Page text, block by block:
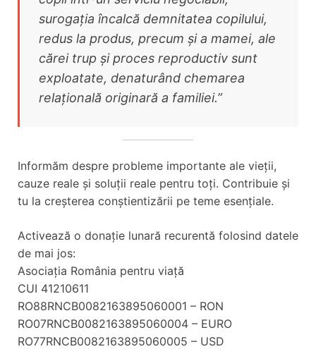
surogația încalcă demnitatea copilului,
redus la produs, precum și a mamei, ale
cărei trup și proces reproductiv sunt
exploatate, denaturând chemarea
relațională originară a familiei.”
Informăm despre probleme importante ale vieții,
cauze reale și soluții reale pentru toți. Contribuie și
tu la creșterea conștientizării pe teme esențiale.
Activează o donație lunară recurentă folosind datele
de mai jos:
Asociația România pentru viață
CUI 41210611
RO88RNCB0082163895060001 – RON
RO07RNCB0082163895060004 – EURO
RO77RNCB0082163895060005 – USD